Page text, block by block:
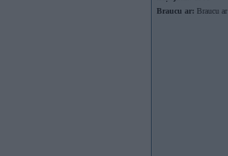
Braucu ar: Braucu ar